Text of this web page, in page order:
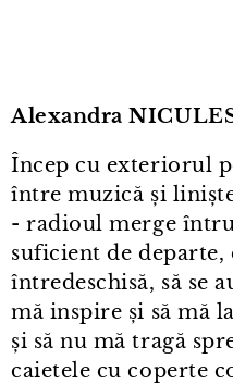
Alexandra
Încep cu exteriorul
între muzică și
- radioul merge
suficient de departe,
întredeschisă, să se
mă inspire și să mă
și să nu mă tragă
caietele cu coperte